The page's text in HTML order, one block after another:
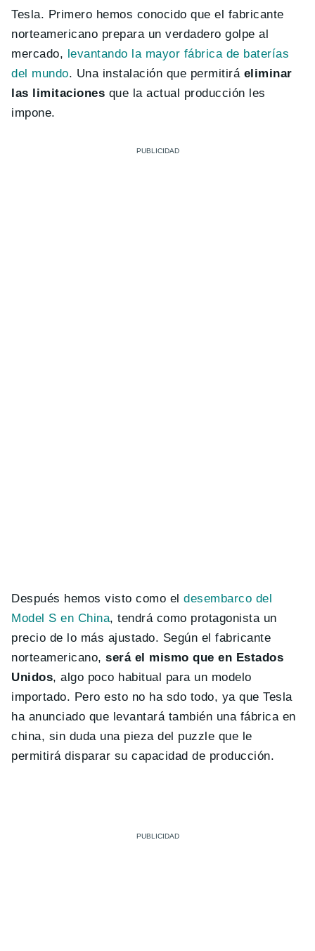
Tesla. Primero hemos conocido que el fabricante
norteamericano prepara un verdadero golpe al
mercado, levantando la mayor fábrica de baterías
del mundo. Una instalación que permitirá eliminar
las limitaciones que la actual producción les
impone.
Después hemos visto como el desembarco del
Model S en China, tendrá como protagonista un
precio de lo más ajustado. Según el fabricante
norteamericano,será el mismo que en Estados
Unidos, algo poco habitual para un modelo
importado. Pero esto no ha sdo todo, ya que Tesla
ha anunciado que levantará también una fábrica en
china, sin duda una pieza del puzzle que le
permitirá disparar su capacidad de producción.